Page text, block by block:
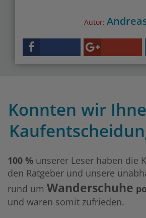
Autor:
Konnten wir
100 % unserer Leser haben die
den Ratgeber und unsere
rund um Wanderschuhe
und waren somit zufrieden.